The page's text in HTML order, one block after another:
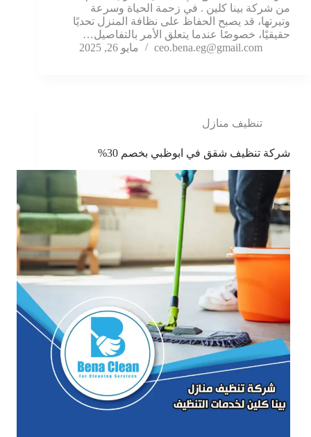
من شركة بينا كلين . في زحمة الحياة وسرعة
وتيرتها، قد يصبح الحفاظ على نظافة المنزل تحديًا
حقيقيًا، خصوصًا عندما يتعلق الأمر بالتفاصيل…
ceo.bena.eg@gmail.com
مايو 26, 2025
تنظيف منازل
شركة تنظيف شقق في ابوظبي بخصم 30%